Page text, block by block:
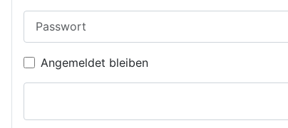
Angemeldet bleiben